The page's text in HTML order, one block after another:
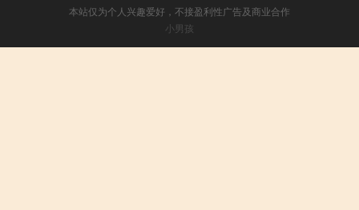
本站仅为个人兴趣爱好，不接盈利性广告及商业合作
小男孩